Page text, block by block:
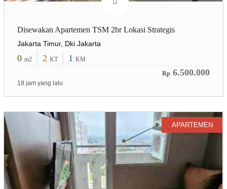
Disewakan Apartemen TSM 2br Lokasi Strategis
Jakarta Timur, Dki Jakarta
0 m2 2 KT 1 KM
Rp 6.500.000
18 jam yang lalu
APARTEMEN